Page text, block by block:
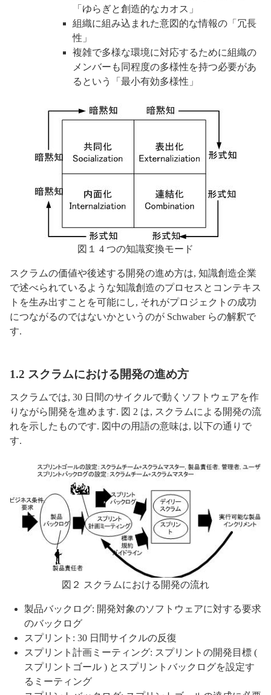
「ゆらぎと創造的なカオス」
組織に組み込まれた意図的な情報の「冗長
性」
複雑で多様な環境に対応するために組織の
メンバーも同程度の多様性を持つ必要があ
るという「最小有効多様性」
図１ 4 つの知識変換モード
スクラムの価値や後述する開発の進め方は, 知識創造企業
で述べられているような知識創造のプロセスとコンテキス
トを生み出すことを可能にし, それがプロジェクトの成功
につながるのではないかというのが Schwaber らの解釈で
す.
1.2 スクラムにおける開発の進め方
スクラムでは, 30 日間のサイクルで動くソフトウェアを作
りながら開発を進めます. 図 2 は, スクラムによる開発の流
れを示したものです. 図中の用語の意味は, 以下の通りで
す.
図２ スクラムにおける開発の流れ
製品バックログ: 開発対象のソフトウェアに対する要求
のバックログ
スプリント: 30 日間サイクルの反復
スプリント計画ミーティング: スプリントの開発目標 (
スプリントゴール ) とスプリントバックログを設定す
るミーティング